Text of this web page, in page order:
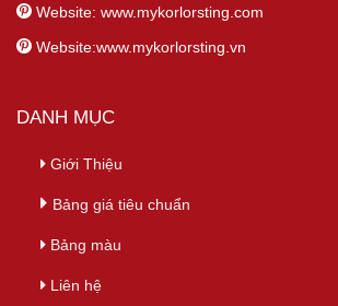
Website: www.mykorlorsting.com
Website:www.mykorlorsting.vn
DANH MỤC
Giới Thiệu
Bảng giá tiêu chuẩn
Bảng màu
Liên hệ